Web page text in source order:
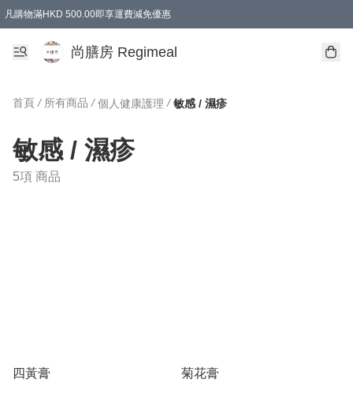
凡購物滿HKD 500.00即享運費減免優惠
尚膳房 Regimeal
首頁 / 所有商品 / 個人健康護理 / 敏感 / 濕疹
敏感 / 濕疹
5項 商品
四黃膏 菊花膏